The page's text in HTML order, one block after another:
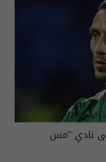
نادي "مس